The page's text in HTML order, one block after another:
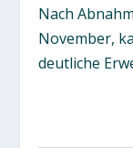
Nach
November,
deutliche